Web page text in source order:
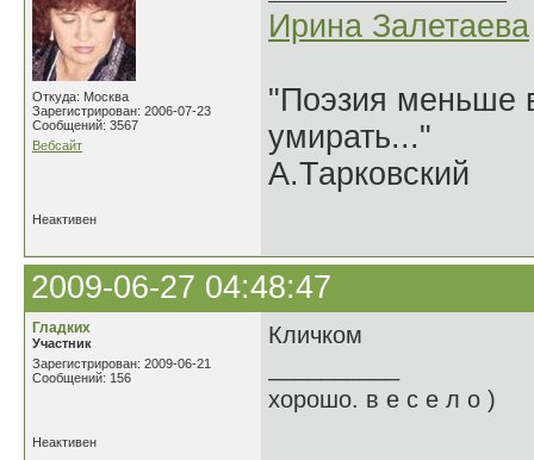
Откуда: Москва
Зарегистрирован: 2006-07-23
Сообщений: 3567
Вебсайт
Ирина Залетаева
"Поэзия меньше
умирать..."
А.Тарковский
Неактивен
2009-06-27 04:48:47
Гладких
Участник
Зарегистрирован: 2009-06-21
Сообщений: 156
Кличком
хорошо. в е с е л о )
Неактивен